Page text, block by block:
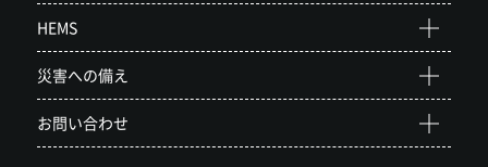
HEMS
災害への備え
お問い合わせ